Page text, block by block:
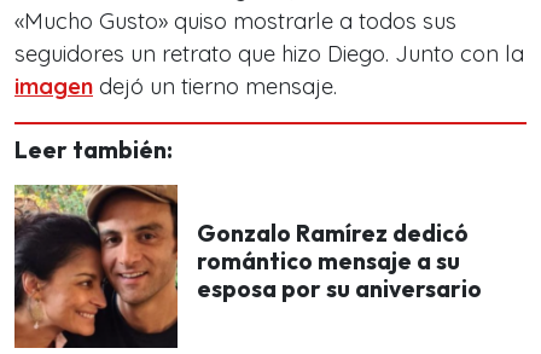
«Mucho Gusto» quiso mostrarle a todos sus
seguidores un retrato que hizo Diego. Junto con la
imagen dejó un tierno mensaje.
Leer también:
Gonzalo Ramírez dedicó
romántico mensaje a su
esposa por su aniversario